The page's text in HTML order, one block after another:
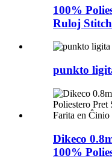
100%
Ruloj
punkto
Dikeco
100%